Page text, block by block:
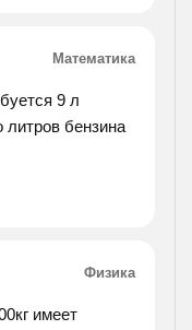
Математика
9 л
литров бензина
Физика
имеет